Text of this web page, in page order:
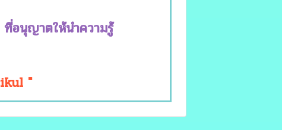
อนุญาตให้นำความรู้
"